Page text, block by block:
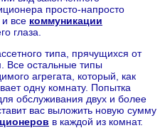
просто-напросто
все коммуникации
глаза.
типа, прячущихся от
Все остальные типы
агрегата, который, как
одну комнату. Попытка
обслуживания двух и более
вас выложить новую сумму
в каждой из комнат.